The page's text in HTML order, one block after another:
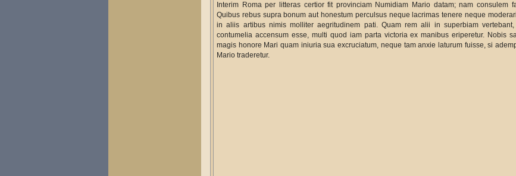
Interim Roma per litteras certior fit provinciam Numidiam Mario datam; nam consulem
Quibus rebus supra bonum aut honestum perculsus neque lacrimas tenere neque
in aliis artibus nimis molliter aegritudinem pati. Quam rem alii in superbiam
contumelia accensum esse, multi quod iam parta victoria ex manibus eriperetur. Nobis
magis honore Mari quam iniuria sua excruciatum, neque tam anxie laturum fuisse, si
Mario traderetur.